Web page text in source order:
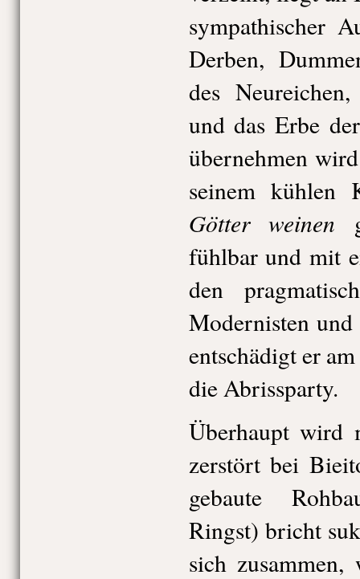
sympathischer
Derben,
des
und das Erbe
übernehmen
seinem kühlen
Götter weinen
fühlbar und mit
den
Modernisten und
entschädigt er
die Abrissparty.
Überhaupt wird
zerstört bei
gebaute
Ringst) bricht
sich